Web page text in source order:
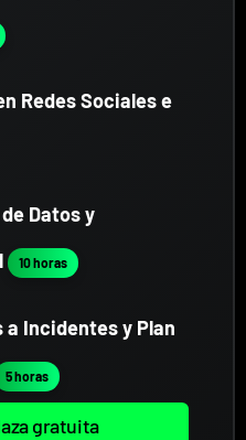
Redes Sociales e
Datos y
10 horas
a Incidentes y Plan
5 horas
gratuita